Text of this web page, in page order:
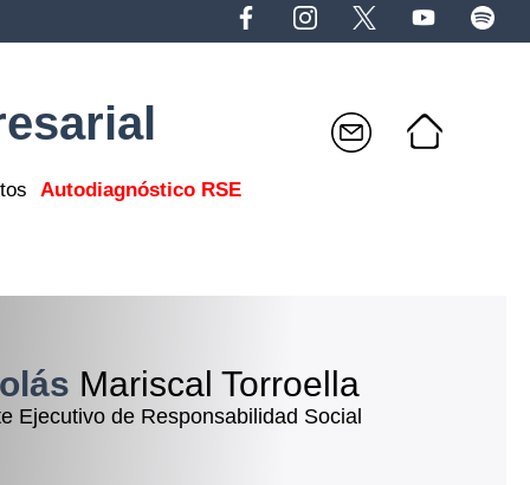
Autodiagnóstico RSE
Mariscal Torroella
Ejecutivo de Responsabilidad Social